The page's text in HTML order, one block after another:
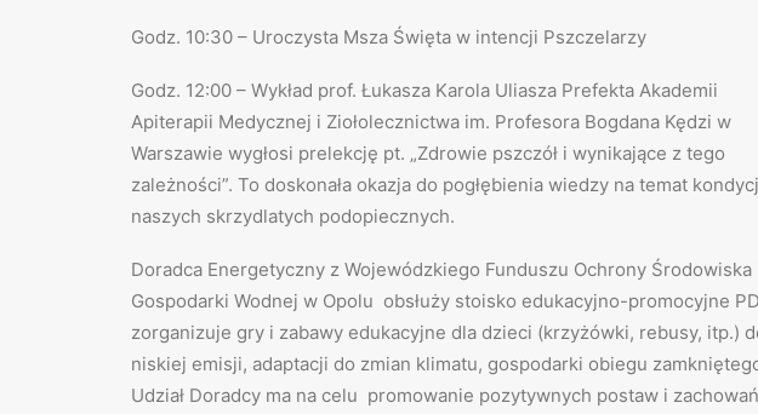
Godz. 10:30 – Uroczysta Msza Święta w intencji Pszczelarzy
Godz. 12:00 – Wykład prof. Łukasza Karola Uliasza Prefekta Akademii
Apiterapii Medycznej i Ziołolecznictwa im. Profesora Bogdana Kędzi w
Warszawie wygłosi prelekcję pt. „Zdrowie pszczół i wynikające z tego
zależności”. To doskonała okazja do pogłębienia wiedzy na temat
naszych skrzydlatych podopiecznych.
Doradca Energetyczny z Wojewódzkiego Funduszu Ochrony Środowiska
Gospodarki Wodnej w Opolu obsłuży stoisko edukacyjno-promocyjne
zorganizuje gry i zabawy edukacyjne dla dzieci (krzyżówki, rebusy, itp.)
niskiej emisji, adaptacji do zmian klimatu, gospodarki obiegu
Udział Doradcy ma na celu promowanie pozytywnych postaw i